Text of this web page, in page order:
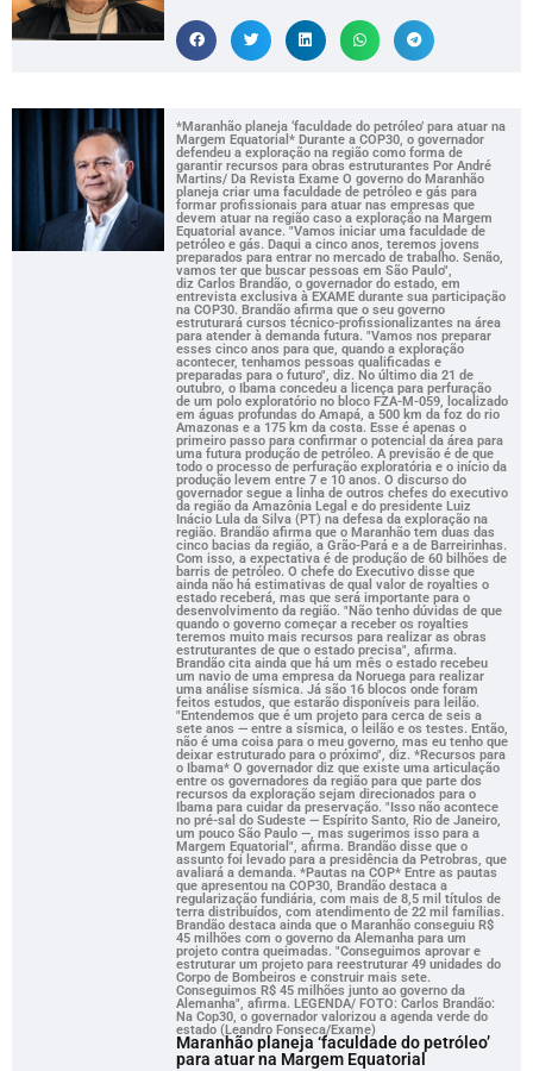
*Maranhão planeja ‘faculdade do petróleo’ para atuar na
Margem Equatorial* Durante a COP30, o governador
defendeu a exploração na região como forma de
garantir recursos para obras estruturantes Por André
Martins/ Da Revista Exame O governo do Maranhão
planeja criar uma faculdade de petróleo e gás para
formar profissionais para atuar nas empresas que
devem atuar na região caso a exploração na Margem
Equatorial avance. "Vamos iniciar uma faculdade de
petróleo e gás. Daqui a cinco anos, teremos jovens
preparados para entrar no mercado de trabalho. Senão,
vamos ter que buscar pessoas em São Paulo",
diz Carlos Brandão, o governador do estado, em
entrevista exclusiva à EXAME durante sua participação
na COP30. Brandão afirma que o seu governo
estruturará cursos técnico-profissionalizantes na área
para atender à demanda futura. "Vamos nos preparar
esses cinco anos para que, quando a exploração
acontecer, tenhamos pessoas qualificadas e
preparadas para o futuro", diz. No último dia 21 de
outubro, o Ibama concedeu a licença para perfuração
de um polo exploratório no bloco FZA-M-059, localizado
em águas profundas do Amapá, a 500 km da foz do rio
Amazonas e a 175 km da costa. Esse é apenas o
primeiro passo para confirmar o potencial da área para
uma futura produção de petróleo. A previsão é de que
todo o processo de perfuração exploratória e o início da
produção levem entre 7 e 10 anos. O discurso do
governador segue a linha de outros chefes do executivo
da região da Amazônia Legal e do presidente Luiz
Inácio Lula da Silva (PT) na defesa da exploração na
região. Brandão afirma que o Maranhão tem duas das
cinco bacias da região, a Grão-Pará e a de Barreirinhas.
Com isso, a expectativa é de produção de 60 bilhões de
barris de petróleo. O chefe do Executivo disse que
ainda não há estimativas de qual valor de royalties o
estado receberá, mas que será importante para o
desenvolvimento da região. "Não tenho dúvidas de que
quando o governo começar a receber os royalties
teremos muito mais recursos para realizar as obras
estruturantes de que o estado precisa", afirma.
Brandão cita ainda que há um mês o estado recebeu
um navio de uma empresa da Noruega para realizar
uma análise sísmica. Já são 16 blocos onde foram
feitos estudos, que estarão disponíveis para leilão.
"Entendemos que é um projeto para cerca de seis a
sete anos — entre a sísmica, o leilão e os testes. Então,
não é uma coisa para o meu governo, mas eu tenho que
deixar estruturado para o próximo", diz. *Recursos para
o Ibama* O governador diz que existe uma articulação
entre os governadores da região para que parte dos
recursos da exploração sejam direcionados para o
Ibama para cuidar da preservação. "Isso não acontece
no pré-sal do Sudeste — Espírito Santo, Rio de Janeiro,
um pouco São Paulo —, mas sugerimos isso para a
Margem Equatorial", afirma. Brandão disse que o
assunto foi levado para a presidência da Petrobras, que
avaliará a demanda. *Pautas na COP* Entre as pautas
que apresentou na COP30, Brandão destaca a
regularização fundiária, com mais de 8,5 mil títulos de
terra distribuídos, com atendimento de 22 mil famílias.
Brandão destaca ainda que o Maranhão conseguiu R$
45 milhões com o governo da Alemanha para um
projeto contra queimadas. "Conseguimos aprovar e
estruturar um projeto para reestruturar 49 unidades do
Corpo de Bombeiros e construir mais sete.
Conseguimos R$ 45 milhões junto ao governo da
Alemanha", afirma. LEGENDA/ FOTO: Carlos Brandão:
Na Cop30, o governador valorizou a agenda verde do
estado (Leandro Fonseca/Exame)
Maranhão planeja ‘faculdade do petróleo’
para atuar na Margem Equatorial